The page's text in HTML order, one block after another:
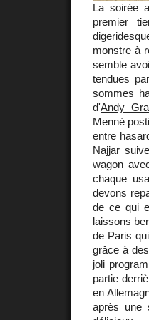
La soirée
premier
monstre à
semble
tendues
sommes
d'Andy
Menné
entre
Najjar
wagon
chaque
devons
de ce qui
laissons
de Paris
grâce à
joli
partie
en
après une